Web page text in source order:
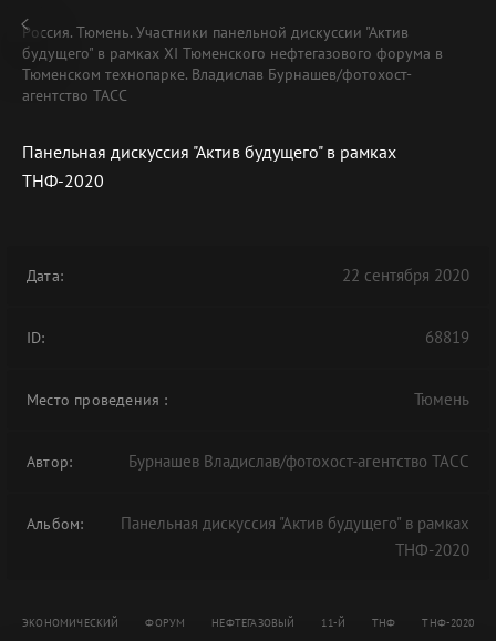
Россия. Тюмень. Участники панельной дискуссии "Актив
будущего" в рамках XI Тюменского нефтегазового форума в
Тюменском технопарке. Владислав Бурнашев/фотохост-
агентство ТАСС
Панельная дискуссия "Актив будущего" в рамках
ТНФ-2020
Дата: 22 сентября 2020
ID: 68819
Место проведения : Тюмень
Автор: Бурнашев Владислав/фотохост-агентство ТАСС
Альбом:
Панельная дискуссия "Актив будущего" в рамках
ТНФ-2020
ЭКОНОМИЧЕСКИЙ ФОРУМ НЕФТЕГАЗОВЫЙ 11-Й ТНФ ТНФ-2020